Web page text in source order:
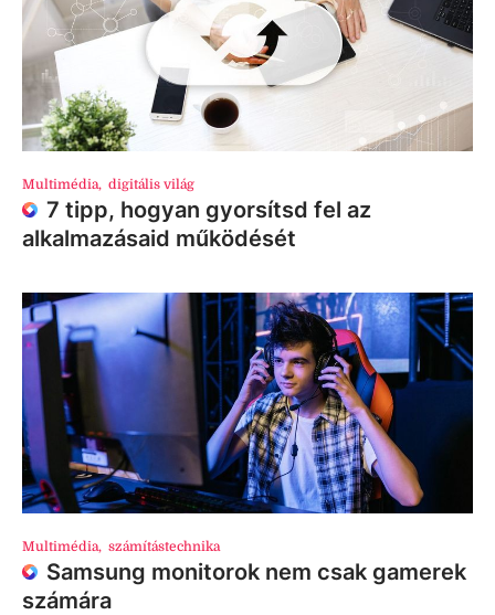
Multimédia, digitális világ
7 tipp, hogyan gyorsítsd fel az
alkalmazásaid működését
Multimédia, számítástechnika
Samsung monitorok nem csak gamerek
számára